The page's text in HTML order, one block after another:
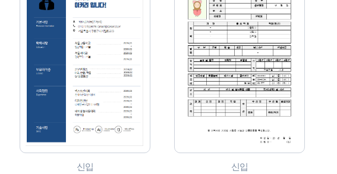
신입
신입